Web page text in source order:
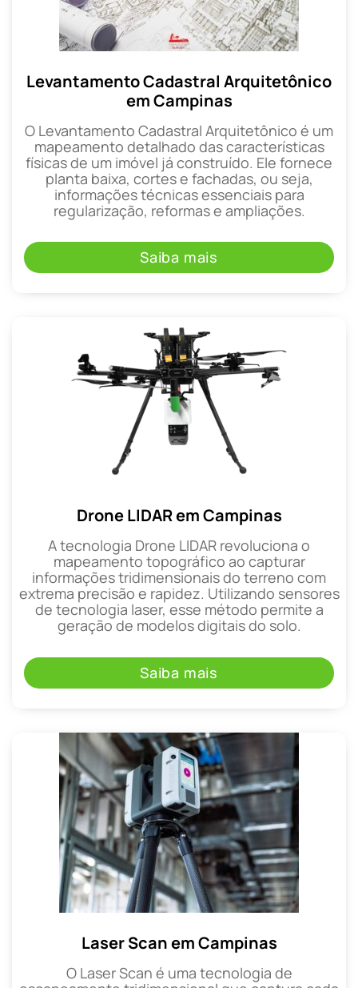
Levantamento Cadastral Arquitetônico
em Campinas
O Levantamento Cadastral Arquitetônico é um
mapeamento detalhado das características
físicas de um imóvel já construído. Ele fornece
planta baixa, cortes e fachadas, ou seja,
informações técnicas essenciais para
regularização, reformas e ampliações.
Saiba mais
Drone LIDAR em Campinas
A tecnologia Drone LIDAR revoluciona o
mapeamento topográfico ao capturar
informações tridimensionais do terreno com
extrema precisão e rapidez. Utilizando sensores
de tecnologia laser, esse método permite a
geração de modelos digitais do solo.
Saiba mais
Laser Scan em Campinas
O Laser Scan é uma tecnologia de